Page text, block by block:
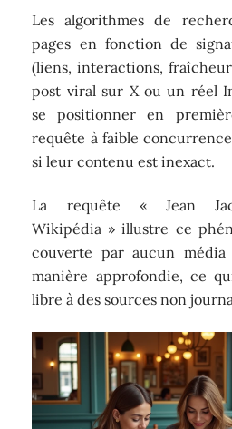
Les algorithmes de
pages en fonction de
(liens, interactions,
post viral sur X ou un réel
se positionner en
requête à faible
si leur contenu est inexact.
La requête « Jean
Wikipédia » illustre ce
couverte par aucun
manière approfondie, ce
libre à des sources non